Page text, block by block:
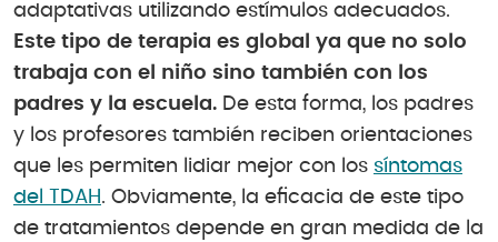
adaptativas utilizando estímulos adecuados.
Este tipo de terapia es global ya que no solo
trabaja con el niño sino también con los
padres y la escuela. De esta forma, los padres
y los profesores también reciben orientaciones
que les permiten lidiar mejor con los síntomas
del TDAH. Obviamente, la eficacia de este tipo
de tratamientos depende en gran medida de la